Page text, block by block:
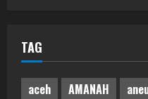
TAG
aceh AMANAH